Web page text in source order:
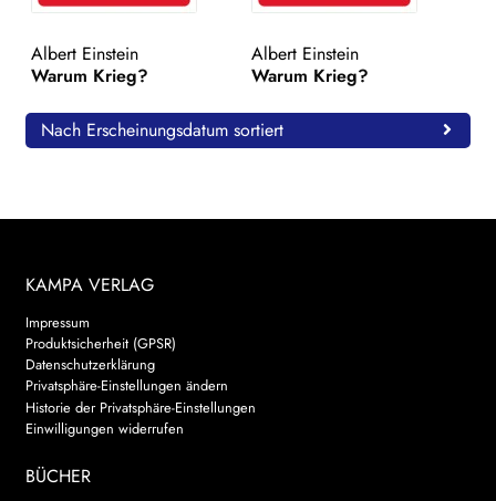
Search:
Albert Einstein
Warum Krieg?
Albert Einstein
Warum Krieg?
Nach Erscheinungsdatum sortiert
KAMPA VERLAG
Impressum
Produktsicherheit (GPSR)
Datenschutzerklärung
Privatsphäre-Einstellungen ändern
Historie der Privatsphäre-Einstellungen
Einwilligungen widerrufen
BÜCHER